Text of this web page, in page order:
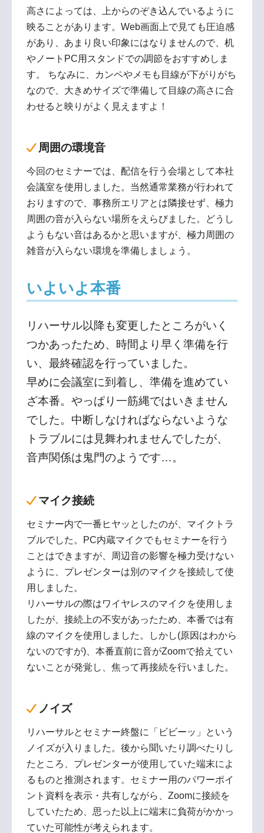
高さによっては、上からのぞき込んでいるように
映ることがあります。Web画面上で見ても圧迫感
があり、あまり良い印象にはなりませんので、机
やノートPC用スタンドでの調節をおすすめしま
す。 ちなみに、カンペやメモも目線が下がりがち
なので、大きめサイズで準備して目線の高さに合
わせると映りがよく見えますよ！
周囲の環境音
今回のセミナーでは、配信を行う会場として本社
会議室を使用しました。当然通常業務が行われて
おりますので、事務所エリアとは隣接せず、極力
周囲の音が入らない場所をえらびました。どうし
ようもない音はあるかと思いますが、極力周囲の
雑音が入らない環境を準備しましょう。
いよいよ本番
リハーサル以降も変更したところがいく
つかあったため、時間より早く準備を行
い、最終確認を行っていました。
早めに会議室に到着し、準備を進めてい
ざ本番。やっぱり一筋縄ではいきません
でした。中断しなければならないような
トラブルには見舞われませんでしたが、
音声関係は鬼門のようです…。
マイク接続
セミナー内で一番ヒヤッとしたのが、マイクトラ
ブルでした。PC内蔵マイクでもセミナーを行う
ことはできますが、周辺音の影響を極力受けない
ように、プレゼンターは別のマイクを接続して使
用しました。
リハーサルの際はワイヤレスのマイクを使用しま
したが、接続上の不安があったため、本番では有
線のマイクを使用しました。しかし(原因はわから
ないのですが)、本番直前に音がZoomで拾えてい
ないことが発覚し、焦って再接続を行いました。
ノイズ
リハーサルとセミナー終盤に「ビビーッ」という
ノイズが入りました。後から聞いたり調べたりし
たところ、プレゼンターが使用していた端末によ
るものと推測されます。セミナー用のパワーポイ
ント資料を表示・共有しながら、Zoomに接続を
していたため、思った以上に端末に負荷がかかっ
ていた可能性が考えられます。